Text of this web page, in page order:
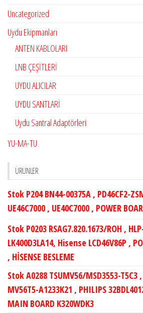
Uncategorized
Uydu Ekipmanları
ANTEN KABLOLARI
LNB ÇEŞİTLERİ
UYDU ALICILAR
UYDU SANTLARİ
Uydu Santral Adaptörleri
YU-MA-TU
ÜRÜNLER
Stok P204 BN44-00375A , PD46CF2-
UE46C7000 , UE40C7000 , POWER
Stok P0203 RSAG7.820.1673/ROH ,
LK400D3LA14, Hisense LCD46V86P ,
, HİSENSE BESLEME
Stok A0288 TSUMV56/MSD3553-T5C3
MV56T5-A1233K21 , PHILIPS
MAIN BOARD K320WDK3